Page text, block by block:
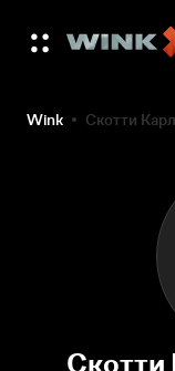
Wink Скотти
Скотти